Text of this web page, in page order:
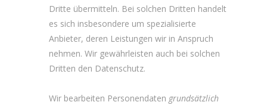
Dritte übermitteln. Bei solchen Dritten handelt
es sich insbesondere um spezialisierte
Anbieter, deren Leistungen wir in Anspruch
nehmen. Wir gewährleisten auch bei solchen
Dritten den Datenschutz.
Wir bearbeiten Personendaten grundsätzlich